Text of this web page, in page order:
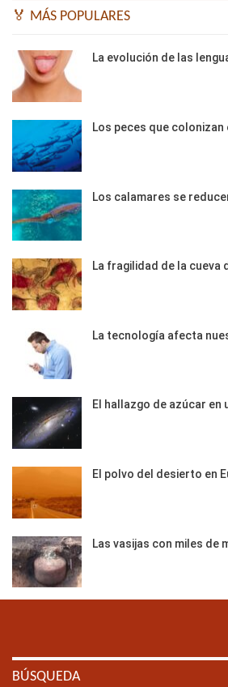
🏅 MÁS POPULARES
La evolución de las
Los peces que
Los calamares se
La fragilidad de la cueva
La tecnología afecta
El hallazgo de azúcar en
El polvo del desierto en
Las vasijas con miles de
BÚSQUEDA